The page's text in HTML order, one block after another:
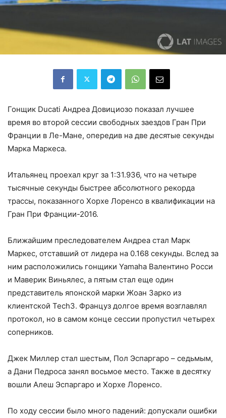
Гонщик Ducati Андреа Довициозо показал лучшее
время во второй сессии свободных заездов Гран При
Франции в Ле-Мане, опередив на две десятые секунды
Марка Маркеса.
Итальянец проехал круг за 1:31.936, что на четыре
тысячные секунды быстрее абсолютного рекорда
трассы, показанного Хорхе Лоренсо в квалификации на
Гран При Франции-2016.
Ближайшим преследователем Андреа стал Марк
Маркес, отставший от лидера на 0.168 секунды. Вслед за
ним расположились гонщики Yamaha Валентино Росси
и Маверик Виньялес, а пятым стал еще один
представитель японской марки Жоан Зарко из
клиентской Tech3. Француз долгое время возглавлял
протокол, но в самом конце сессии пропустил четырех
соперников.
Джек Миллер стал шестым, Пол Эспаргаро – седьмым,
а Дани Педроса занял восьмое место. Также в десятку
вошли Алеш Эспаргаро и Хорхе Лоренсо.
По ходу сессии было много падений: допускали ошибки